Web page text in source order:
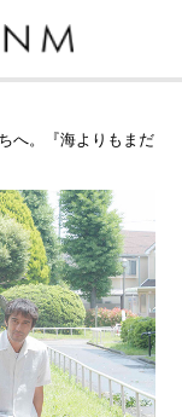
へ。『海よりもまだ